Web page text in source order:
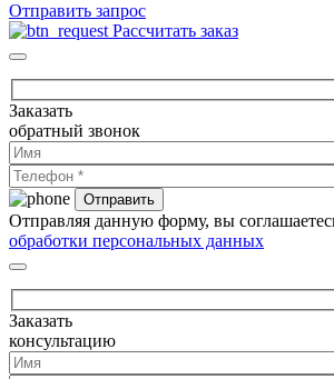
Отправить запрос
Рассчитать заказ
Заказать
обратный звонок
Отправляя данную форму, вы
обработки персональных данных
Заказать
консультацию